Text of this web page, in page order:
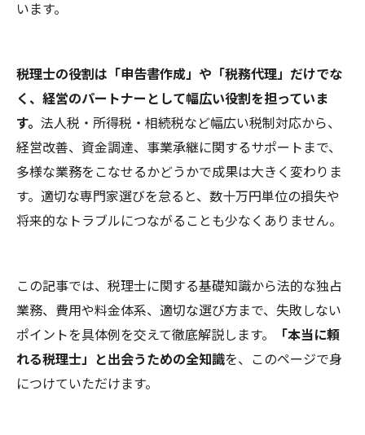
います。
税理士の役割は「申告書作成」や「税務代理」だけでな
く、経営のパートナーとして幅広い役割を担っていま
す。 法人税・所得税・相続税など幅広い税制対応から、
経営改善、資金調達、事業承継に関するサポートまで、
多様な業務をこなせるかどうかで成果は大きく変わりま
す。適切な専門家選びを怠ると、数十万円単位の損失や
将来的なトラブルにつながることも少なくありません。
この記事では、税理士に関する基礎知識から法的な独占
業務、費用や料金体系、適切な選び方まで、失敗しない
ポイントを具体例を交えて徹底解説します。
「本当に頼
れる税理士」と出会うための全知識を、このページで身
につけていただけます。